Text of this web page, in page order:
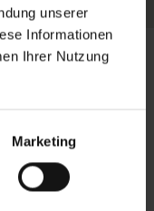
unserer
Informationen
Ihrer Nutzung
Marketing